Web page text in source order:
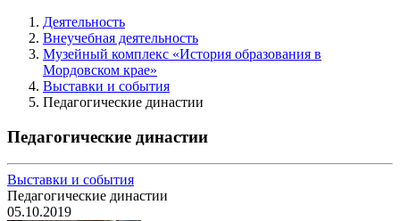
Деятельность
Внеучебная деятельность
Музейный комплекс «История образования в
Мордовском крае»
Выставки и события
Педагогические династии
Педагогические династии
Выставки и события
Педагогические династии
05.10.2019